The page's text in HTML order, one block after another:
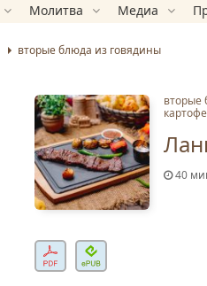
Молитва Медиа
вторые блюда из говядины
вторые
40